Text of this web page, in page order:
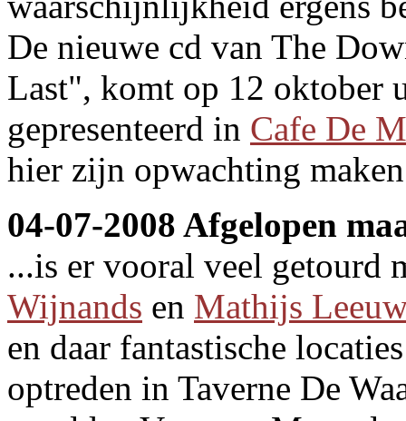
De nieuwe cd van The
Last", komt op 12 oktober
gepresenteerd in Cafe De
hier zijn opwachting
04-07-2008 Afgelopen
...is er vooral veel getourd
Wijnands en Mathijs
en daar fantastische
optreden in Taverne De